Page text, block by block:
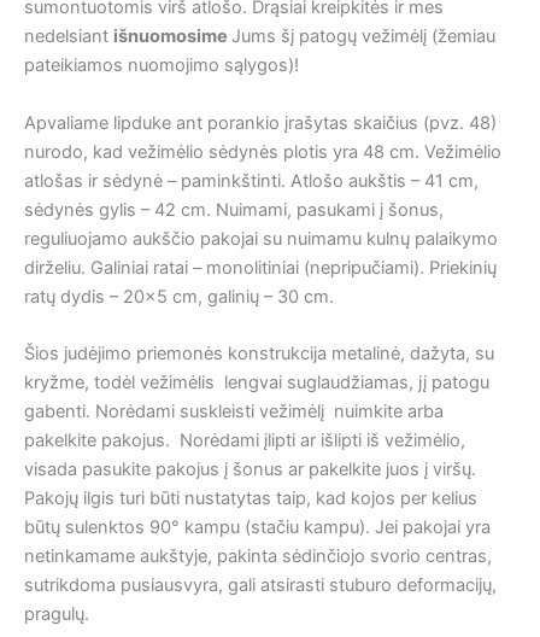
sumontuotomis virš atlošo. Drąsiai kreipkitės ir mes
nedelsiant išnuomosime Jums šį patogų vežimėlį (žemiau
pateikiamos nuomojimo sąlygos)!
Apvaliame lipduke ant porankio įrašytas skaičius (pvz. 48)
nurodo, kad vežimėlio sėdynės plotis yra 48 cm. Vežimėlio
atlošas ir sėdynė – paminkštinti. Atlošo aukštis – 41 cm,
sėdynės gylis – 42 cm. Nuimami, pasukami į šonus,
reguliuojamo aukščio pakojai su nuimamu kulnų palaikymo
dirželiu. Galiniai ratai – monolitiniai (nepripučiami). Priekinių
ratų dydis – 20×5 cm, galinių – 30 cm.
Šios judėjimo priemonės konstrukcija metalinė, dažyta, su
kryžme, todėl vežimėlis lengvai suglaudžiamas, jį patogu
gabenti. Norėdami suskleisti vežimėlį nuimkite arba
pakelkite pakojus. Norėdami įlipti ar išlipti iš vežimėlio,
visada pasukite pakojus į šonus ar pakelkite juos į viršų.
Pakojų ilgis turi būti nustatytas taip, kad kojos per kelius
būtų sulenktos 90° kampu (stačiu kampu). Jei pakojai yra
netinkamame aukštyje, pakinta sėdinčiojo svorio centras,
sutrikdoma pusiausvyra, gali atsirasti stuburo deformacijų,
pragulų.